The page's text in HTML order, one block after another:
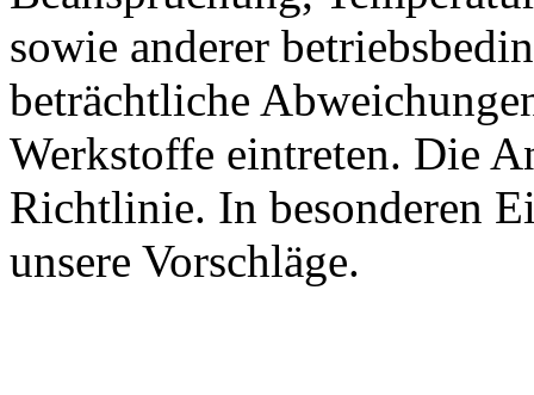
sowie anderer
beträchtliche
Werkstoffe eintreten. Die
Richtlinie. In besonderen
unsere Vorschläge.